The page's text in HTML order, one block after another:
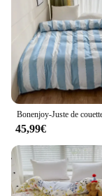
45,99€